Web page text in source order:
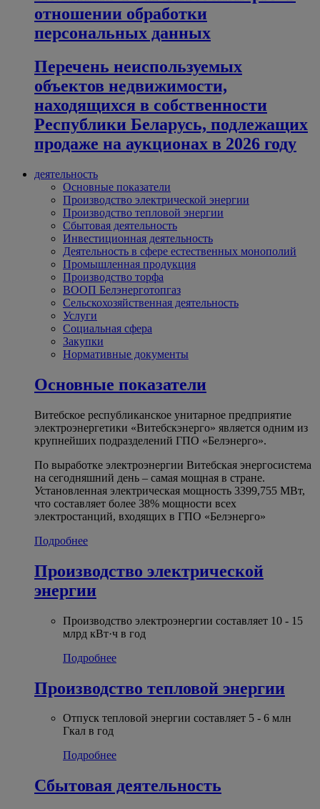
отношении обработки
персональных данных
Перечень неиспользуемых
объектов недвижимости,
находящихся в собственности
Республики Беларусь, подлежащих
продаже на аукционах в 2026 году
деятельность
Основные показатели
Производство электрической энергии
Производство тепловой энергии
Сбытовая деятельность
Инвестиционная деятельность
Деятельность в сфере естественных монополий
Промышленная продукция
Производство торфа
ВООП Белэнерготопгаз
Сельскохозяйственная деятельность
Услуги
Социальная сфера
Закупки
Нормативные документы
Основные показатели
Витебское республиканское унитарное предприятие
электроэнергетики «Витебскэнерго» является одним из
крупнейших подразделений ГПО «Белэнерго».
По выработке электроэнергии Витебская энергосистема
на сегодняшний день – самая мощная в стране.
Установленная электрическая мощность 3399,755 МВт,
что составляет более 38% мощности всех
электростанций, входящих в ГПО «Белэнерго»
Подробнее
Производство электрической
энергии
Производство электроэнергии составляет 10 - 15
млрд кВт·ч в год
Подробнее
Производство тепловой энергии
Отпуск тепловой энергии составляет 5 - 6 млн
Гкал в год
Подробнее
Сбытовая деятельность